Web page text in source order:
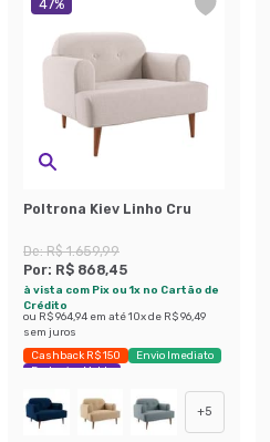
47%
Poltrona Kiev Linho Cru
De:R$ 1.659,99
Por: R$ 868,45
à vista com Pix ou 1x no Cartão de
Crédito
ou R$ 964,94 em até10x de R$ 96,49
sem juros
Cashback R$ 150
Envio Imediato
Exclusivo Mobly
+5